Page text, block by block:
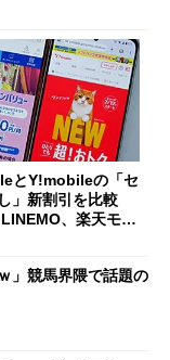
とY!mobileの「セ
」新割引を比較
、楽天モバ
」競馬界隈で話題の